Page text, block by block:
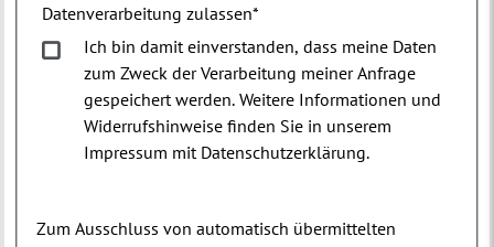
Datenverarbeitung zulassen*
Ich bin damit einverstanden, dass meine Daten
zum Zweck der Verarbeitung meiner Anfrage
gespeichert werden. Weitere Informationen und
Widerrufshinweise finden Sie in unserem
Impressum mit Datenschutzerklärung.
Zum Ausschluss von automatisch übermittelten